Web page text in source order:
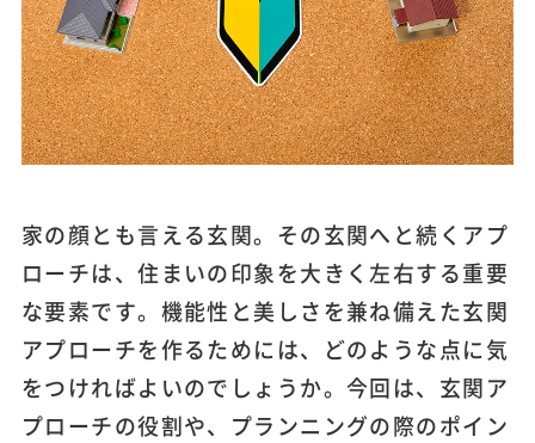
家の顔とも言える玄関。その玄関へと続くアプ
ローチは、住まいの印象を大きく左右する重要
な要素です。機能性と美しさを兼ね備えた玄関
アプローチを作るためには、どのような点に気
をつければよいのでしょうか。今回は、玄関ア
プローチの役割や、プランニングの際のポイン